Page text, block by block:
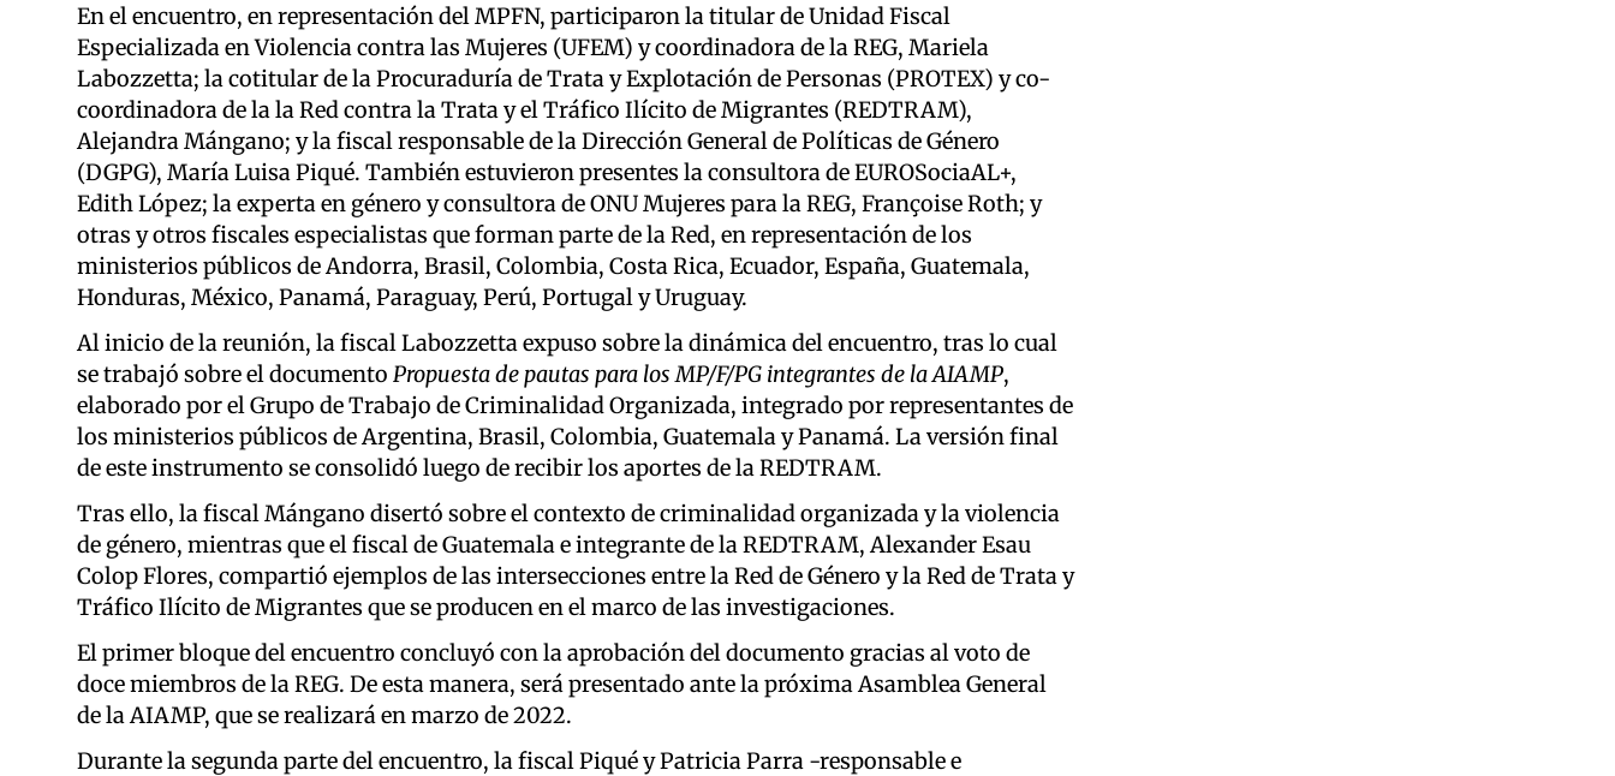
En el encuentro, en representación del MPFN, participaron la titular de Unidad Fiscal
Especializada en Violencia contra las Mujeres (UFEM) y coordinadora de la REG, Mariela
Labozzetta; la cotitular de la Procuraduría de Trata y Explotación de Personas (PROTEX) y co-
coordinadora de la la Red contra la Trata y el Tráfico Ilícito de Migrantes (REDTRAM),
Alejandra Mángano; y la fiscal responsable de la Dirección General de Políticas de Género
(DGPG), María Luisa Piqué. También estuvieron presentes la consultora de EUROSociaAL+,
Edith López; la experta en género y consultora de ONU Mujeres para la REG, Françoise Roth; y
otras y otros fiscales especialistas que forman parte de la Red, en representación de los
ministerios públicos de Andorra, Brasil, Colombia, Costa Rica, Ecuador, España, Guatemala,
Honduras, México, Panamá, Paraguay, Perú, Portugal y Uruguay.
Al inicio de la reunión, la fiscal Labozzetta expuso sobre la dinámica del encuentro, tras lo cual
se trabajó sobre el documento Propuesta de pautas para los MP/F/PG integrantes de la AIAMP,
elaborado por el Grupo de Trabajo de Criminalidad Organizada, integrado por representantes de
los ministerios públicos de Argentina, Brasil, Colombia, Guatemala y Panamá. La versión final
de este instrumento se consolidó luego de recibir los aportes de la REDTRAM.
Tras ello, la fiscal Mángano disertó sobre el contexto de criminalidad organizada y la violencia
de género, mientras que el fiscal de Guatemala e integrante de la REDTRAM, Alexander Esau
Colop Flores, compartió ejemplos de las intersecciones entre la Red de Género y la Red de Trata y
Tráfico Ilícito de Migrantes que se producen en el marco de las investigaciones.
El primer bloque del encuentro concluyó con la aprobación del documento gracias al voto de
doce miembros de la REG. De esta manera, será presentado ante la próxima Asamblea General
de la AIAMP, que se realizará en marzo de 2022.
Durante la segunda parte del encuentro, la fiscal Piqué y Patricia Parra -responsable e